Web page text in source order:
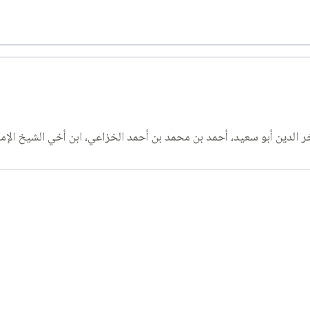
أبو سعيد، أحمد بن محمد بن أحمد الخزاعي، ابن أخي الشيخ